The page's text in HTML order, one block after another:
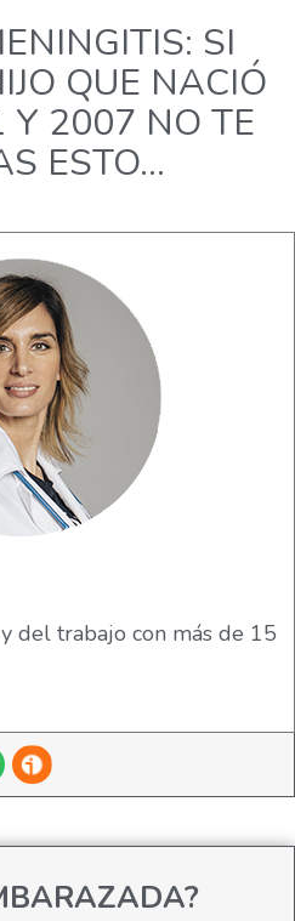
SI
QUE NACIÓ
Y 2007 NO TE
ESTO…
del trabajo con más de 15